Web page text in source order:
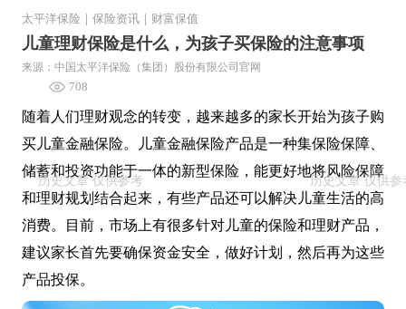
太平洋保险 保险资讯 财富保值
儿童理财保险是什么，为孩子买保险的注意事项
来源：中国太平洋保险（集团）股份有限公司官网
708
随着人们理财观念的转变，越来越多的家长开始为孩子购
买儿童金融保险。儿童金融保险产品是一种集保险保障、
储蓄和投资功能于一体的新型保险，能更好地将风险保障
和理财规划结合起来，有些产品还可以解决儿童生活的高
消费。目前，市场上有很多针对儿童的保险和理财产品，
建议家长首先要确保资金安全，做好计划，然后再为这些
产品投保。